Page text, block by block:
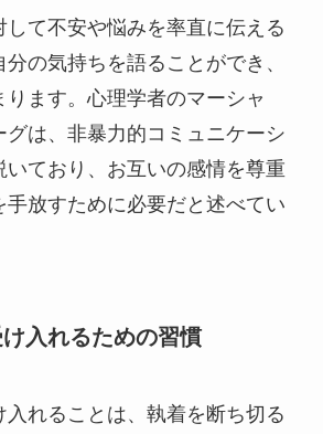
て不安や悩みを率直に伝える
の気持ちを語ることができ、
ます。心理学者のマーシャ
グは、非暴力的コミュニケーシ
いており、お互いの感情を尊重
手放すために必要だと述べてい
入れるための習慣
れることは、執着を断ち切る